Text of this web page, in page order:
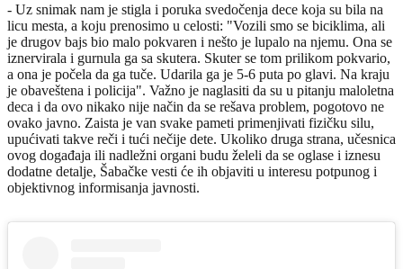
- Uz snimak nam je stigla i poruka svedočenja dece koja su bila na
licu mesta, a koju prenosimo u celosti: "Vozili smo se biciklima, ali
je drugov bajs bio malo pokvaren i nešto je lupalo na njemu. Ona se
iznervirala i gurnula ga sa skutera. Skuter se tom prilikom pokvario,
a ona je počela da ga tuče. Udarila ga je 5-6 puta po glavi. Na kraju
je obaveštena i policija". Važno je naglasiti da su u pitanju maloletna
deca i da ovo nikako nije način da se rešava problem, pogotovo ne
ovako javno. Zaista je van svake pameti primenjivati fizičku silu,
upućivati takve reči i tući nečije dete. Ukoliko druga strana, učesnica
ovog događaja ili nadležni organi budu želeli da se oglase i iznesu
dodatne detalje, Šabačke vesti će ih objaviti u interesu potpunog i
objektivnog informisanja javnosti.